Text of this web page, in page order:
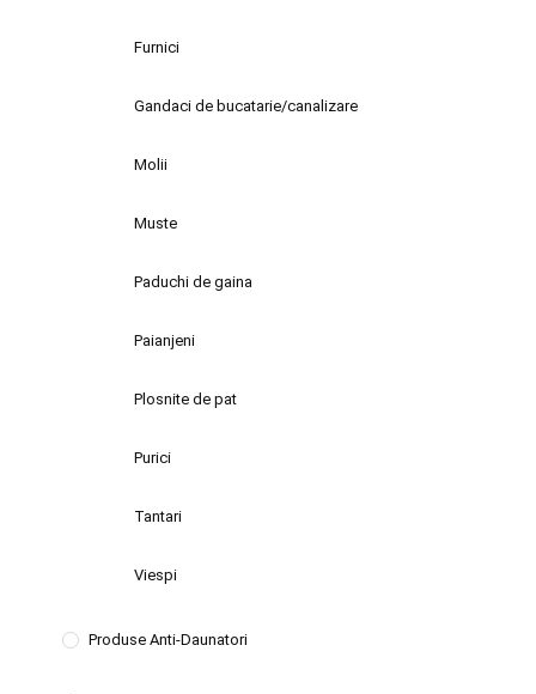
Furnici
Gandaci de bucatarie/canalizare
Molii
Muste
Paduchi de gaina
Paianjeni
Plosnite de pat
Purici
Tantari
Viespi
Produse Anti-Daunatori